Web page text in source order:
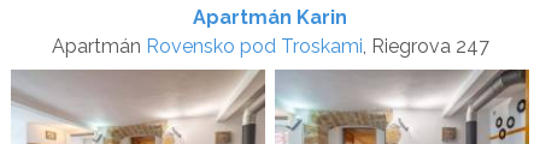
Apartmán Karin
Apartmán Rovensko pod Troskami, Riegrova 247